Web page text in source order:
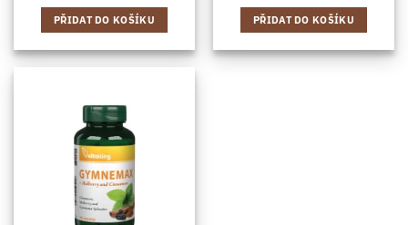
PŘIDAT DO KOŠÍKU PŘIDAT DO KOŠÍKU